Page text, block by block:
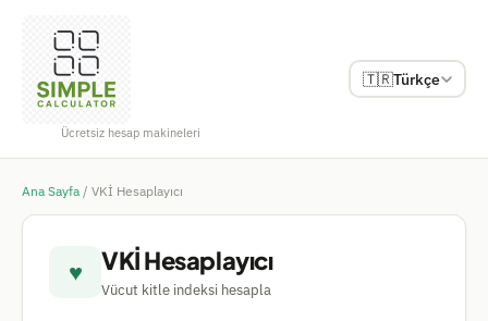
Ücretsiz hesap makineleri
🇹🇷Türkçe
Ana Sayfa / VKİ Hesaplayıcı
♥ VKİ Hesaplayıcı
Vücut kitle indeksi hesapla